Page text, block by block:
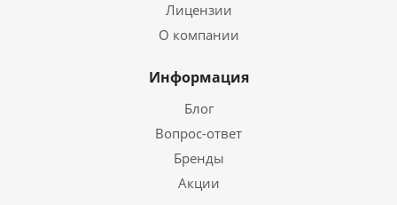
Лицензии
О компании
Информация
Блог
Вопрос-ответ
Бренды
Акции